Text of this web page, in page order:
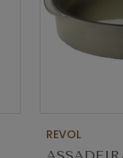
REVOL